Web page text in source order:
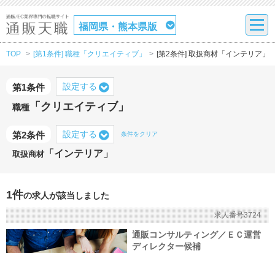
福岡県・熊本県版
TOP [第1条件] 職種「クリエイティブ」 [第2条件] 取扱商材「インテリア」
第1条件
職種 「クリエイティブ」
設定する
第2条件
取扱商材 「インテリア」
設定する 条件をクリア
1件の求人が該当しました
求人番号3724
通販コンサルティング／ＥＣ運営
ディレクター候補